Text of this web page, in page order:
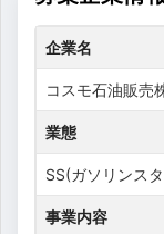
企業名
コスモ石油販売
業態
SS(ガソリンス
事業内容